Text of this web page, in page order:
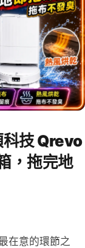
技 Qrevo
，拖完地
在意的環節之